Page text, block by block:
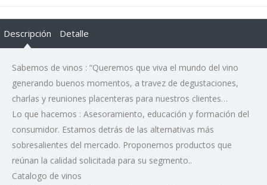
Descripción Detalle
Sabemos de vinos : “Queremos que viva el mundo del vino
generando buenos momentos, a travez de degustaciones,
charlas y reuniones placenteras para nuestros clientes…
Lo que hacemos : Asesoramiento, educación y formación del
consumidor. Estamos detrás de las alternativas más
sobresalientes del mercado. Proponemos productos que
reúnan la calidad solicitada para su segmento..
Catalogo de vinos